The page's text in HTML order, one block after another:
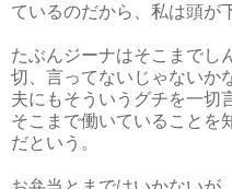
ているのだから、私は頭が
たぶんジーナはそこまでし
切、言ってないじゃないか
夫にもそういうグチを一
そこまで働いていることを
だという。